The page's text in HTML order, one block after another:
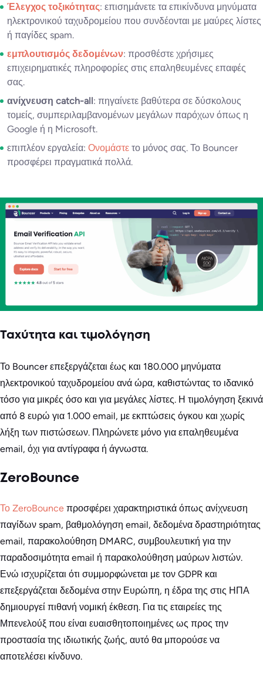
Έλεγχος τοξικότητας: επισημάνετε τα επικίνδυνα μηνύματα
ηλεκτρονικού ταχυδρομείου που συνδέονται με μαύρες λίστες
ή παγίδες spam.
εμπλουτισμός δεδομένων: προσθέστε χρήσιμες
επιχειρηματικές πληροφορίες στις επαληθευμένες επαφές
σας.
ανίχνευση catch-all: πηγαίνετε βαθύτερα σε δύσκολους
τομείς, συμπεριλαμβανομένων μεγάλων παρόχων όπως η
Google ή η Microsoft.
επιπλέον εργαλεία: Ονομάστε το μόνος σας. Το Bouncer
προσφέρει πραγματικά πολλά.
Ταχύτητα και τιμολόγηση
Το Bouncer επεξεργάζεται έως και 180.000 μηνύματα
ηλεκτρονικού ταχυδρομείου ανά ώρα, καθιστώντας το ιδανικό
τόσο για μικρές όσο και για μεγάλες λίστες. Η τιμολόγηση ξεκινά
από 8 ευρώ για 1.000 email, με εκπτώσεις όγκου και χωρίς
λήξη των πιστώσεων. Πληρώνετε μόνο για επαληθευμένα
email, όχι για αντίγραφα ή άγνωστα.
ZeroBounce
Το ZeroBounce προσφέρει χαρακτηριστικά όπως ανίχνευση
παγίδων spam, βαθμολόγηση email, δεδομένα δραστηριότητας
email, παρακολούθηση DMARC, συμβουλευτική για την
παραδοσιμότητα email ή παρακολούθηση μαύρων λιστών.
Ενώ ισχυρίζεται ότι συμμορφώνεται με τον GDPR και
επεξεργάζεται δεδομένα στην Ευρώπη, η έδρα της στις ΗΠΑ
δημιουργεί πιθανή νομική έκθεση. Για τις εταιρείες της
Μπενελούξ που είναι ευαισθητοποιημένες ως προς την
προστασία της ιδιωτικής ζωής, αυτό θα μπορούσε να
αποτελέσει κίνδυνο.